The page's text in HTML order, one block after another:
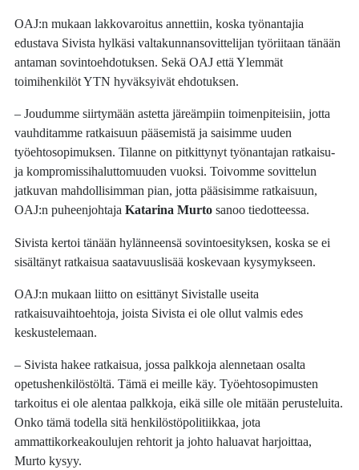
OAJ:n mukaan lakkovaroitus annettiin, koska työnantajia
edustava Sivista hylkäsi valtakunnansovittelijan työriitaan tänään
antaman sovintoehdotuksen. Sekä OAJ että Ylemmät
toimihenkilöt YTN hyväksyivät ehdotuksen.
– Joudumme siirtymään astetta järeämpiin toimenpiteisiin, jotta
vauhditamme ratkaisuun pääsemistä ja saisimme uuden
työehtosopimuksen. Tilanne on pitkittynyt työnantajan ratkaisu-
ja kompromissihaluttomuuden vuoksi. Toivomme sovittelun
jatkuvan mahdollisimman pian, jotta pääsisimme ratkaisuun,
OAJ:n puheenjohtajaKatarina Murto sanoo tiedotteessa.
Sivista kertoi tänään hylänneensä sovintoesityksen, koska se ei
sisältänyt ratkaisua saatavuuslisää koskevaan kysymykseen.
OAJ:n mukaan liitto on esittänyt Sivistalle useita
ratkaisuvaihtoehtoja, joista Sivista ei ole ollut valmis edes
keskustelemaan.
– Sivista hakee ratkaisua, jossa palkkoja alennetaan osalta
opetushenkilöstöltä. Tämä ei meille käy. Työehtosopimusten
tarkoitus ei ole alentaa palkkoja, eikä sille ole mitään perusteluita.
Onko tämä todella sitä henkilöstöpolitiikkaa, jota
ammattikorkeakoulujen rehtorit ja johto haluavat harjoittaa,
Murto kysyy.